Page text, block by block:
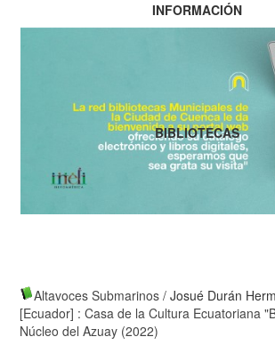
Altavoces Submarinos /Josué Durán
[Ecuador] : Casa de la Cultura Ecuatoriana
Núcleo del Azuay (2022)
INFORMACIÓN
BIBLIOTECAS